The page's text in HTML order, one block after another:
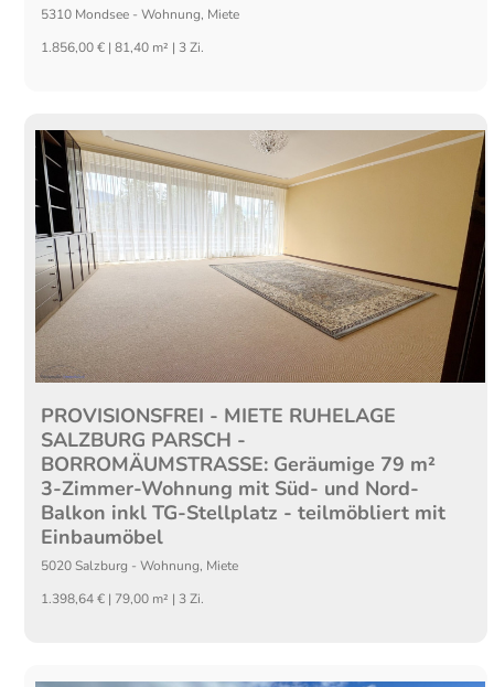
5310 Mondsee -Wohnung, Miete
1.856,00 € | 81,40 m² | 3 Zi.
PROVISIONSFREI - MIETE RUHELAGE
SALZBURG PARSCH -
BORROMÄUMSTRASSE: Geräumige 79 m²
3-Zimmer-Wohnung mit Süd- und Nord-
Balkon inkl TG-Stellplatz - teilmöbliert mit
Einbaumöbel
5020 Salzburg -Wohnung, Miete
1.398,64 € | 79,00 m² | 3 Zi.